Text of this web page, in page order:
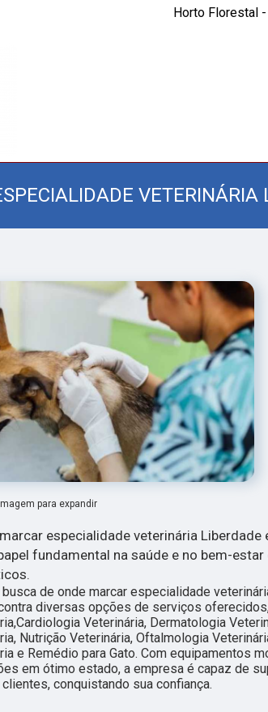
Horto Florestal
VETERINÁRIA
para expandir
especialidade veterinária Liberdade
fundamental na saúde e no bem-
busca de onde marcar especialidade
diversas opções de serviços
Veterinária, Dermatologia
Nutrição Veterinária, Oftalmologia
e Remédio para Gato. Com equipamentos
em ótimo estado, a empresa é capaz de
conquistando sua confiança.